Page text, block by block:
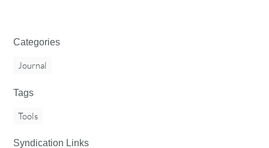
Categories
Journal
Tags
Tools
Syndication Links